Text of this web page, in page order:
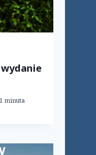
1 minuta